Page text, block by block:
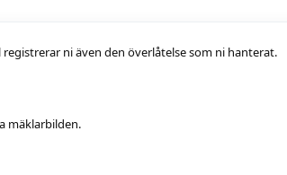
registrerar ni även den överlåtelse som ni hanterat.
mäklarbilden.